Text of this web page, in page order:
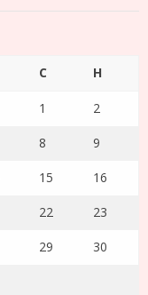
С Н
1 2
8 9
15 16
22 23
29 30